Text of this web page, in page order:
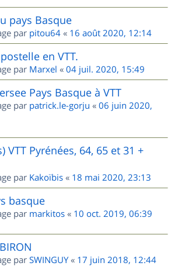
pays Basque
par pitou64 « 16 août 2020, 12:14
en VTT.
par Marxel « 04 juil. 2020, 15:49
Pays Basque à VTT
par patrick.le-gorju « 06 juin 2020,
VTT Pyrénées, 64, 65 et 31 +
par Kakoïbis « 18 mai 2020, 23:13
basque
par markitos « 10 oct. 2019, 06:39
par SWINGUY« 17 juin 2018, 12:44